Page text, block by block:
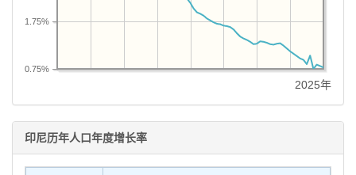
0.75%
1.75%
2025年
印尼历年人口年度增长率